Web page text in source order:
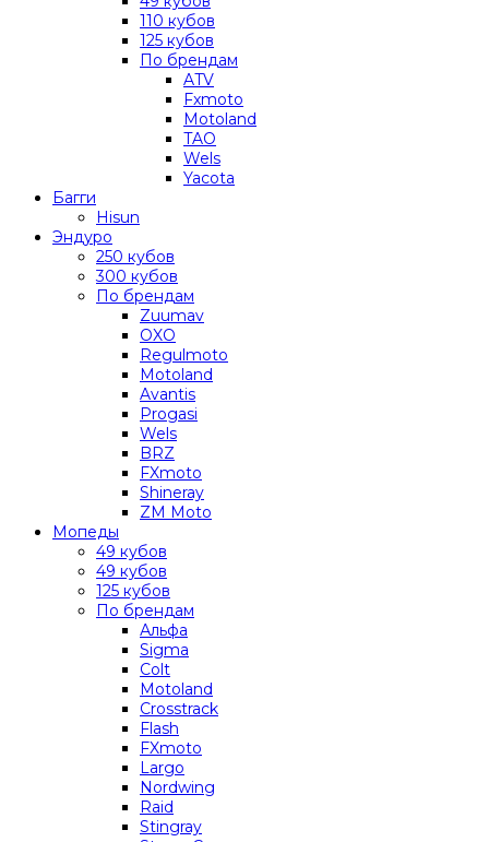
110 кубов
125 кубов
По брендам
ATV
Fxmoto
Motoland
TAO
Wels
Yacota
Багги
Hisun
Эндуро
250 кубов
300 кубов
По брендам
Zuumav
OXO
Regulmoto
Motoland
Avantis
Progasi
Wels
BRZ
FXmoto
Shineray
ZM Moto
Мопеды
49 кубов
49 кубов
125 кубов
По брендам
Альфа
Sigma
Colt
Motoland
Crosstrack
Flash
FXmoto
Largo
Nordwing
Raid
Stingray